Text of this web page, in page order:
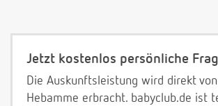
Jetzt kostenlos persönliche
Die Auskunftsleistung wird direkt
Hebamme erbracht. babyclub.de ist